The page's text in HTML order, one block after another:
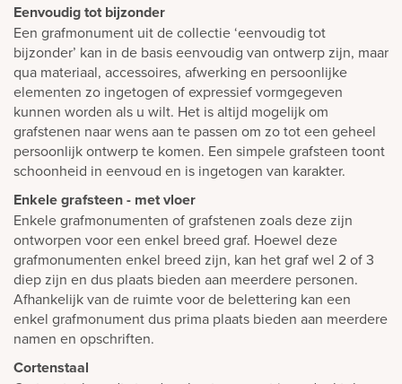
Eenvoudig tot bijzonder
Een grafmonument uit de collectie ‘eenvoudig tot
bijzonder’ kan in de basis eenvoudig van ontwerp zijn, maar
qua materiaal, accessoires, afwerking en persoonlijke
elementen zo ingetogen of expressief vormgegeven
kunnen worden als u wilt. Het is altijd mogelijk om
grafstenen naar wens aan te passen om zo tot een geheel
persoonlijk ontwerp te komen. Een simpele grafsteen toont
schoonheid in eenvoud en is ingetogen van karakter.
Enkele grafsteen - met vloer
Enkele grafmonumenten of grafstenen zoals deze zijn
ontworpen voor een enkel breed graf. Hoewel deze
grafmonumenten enkel breed zijn, kan het graf wel 2 of 3
diep zijn en dus plaats bieden aan meerdere personen.
Afhankelijk van de ruimte voor de belettering kan een
enkel grafmonument dus prima plaats bieden aan meerdere
namen en opschriften.
Cortenstaal